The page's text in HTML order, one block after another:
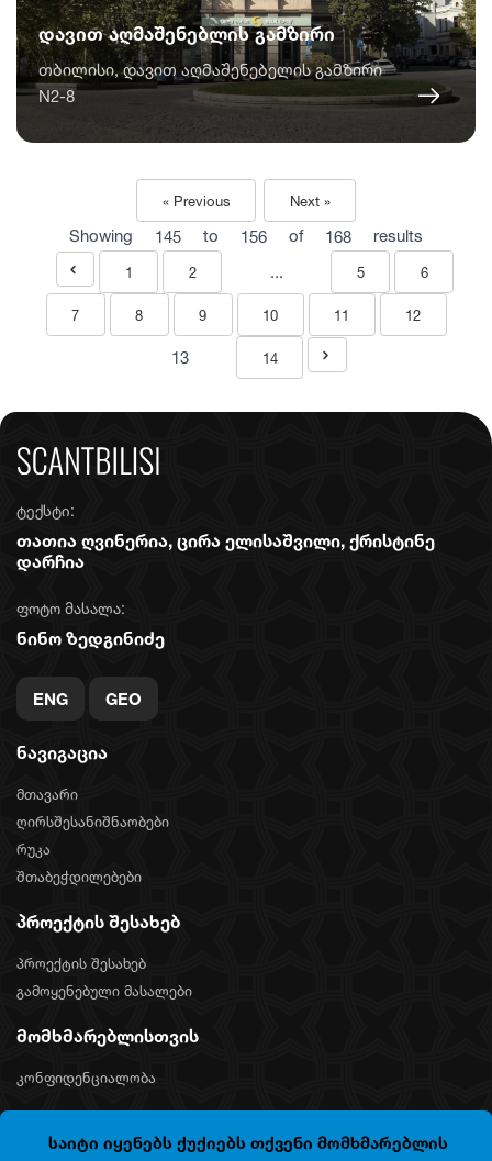
დავით აღმაშენებლის გამზირი
თბილისი, დავით აღმაშენებელის გამზირი
N2-8
« Previous Next »
Showing 145 to 156 of 168 results
1 2 ... 5 6
7 8 9 10 11 12
13 14
საიტი იყენებს ქუქიებს თქვენი მომხმარებლის
ნავიგაცია
მთავარი
ღირსშესანიშნაობები
რუკა
შთაბეჭდილებები
პროექტის შესახებ
პროექტის შესახებ
გამოყენებული მასალები
მომხმარებლისთვის
კონფიდენციალობა
ტექსტი:
თათია ღვინერია, ცირა ელისაშვილი, ქრისტინე
დარჩია
ფოტო მასალა:
ნინო ზედგინიძე
ENG GEO
COPYRIGHT © 2024 "SILKNET JSC". ALL RIGHTS